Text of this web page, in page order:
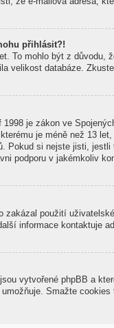
přihlásit?!
To mohlo být z
velikost databáze.
je zákon ve
je méně než 13
Pokud si nejste jisti,
podporu v jakémkoliv
použití
informace kontaktuje
vytvořené phpBB a
Smažte